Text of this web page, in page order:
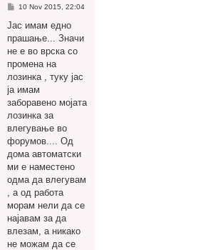
P
s
10 Nov 2015, 22:04
Јас имам едно
прашање... Значи
не е во врска со
промена на
лозинка , туку јас
ја имам
заборавено мојата
лозинка за
влегување во
форумов.... Од
дома автоматски
ми е наместено
одма да влегувам
, а од работа
морам нели да се
најавам за да
влезам, а никако
не можам да се